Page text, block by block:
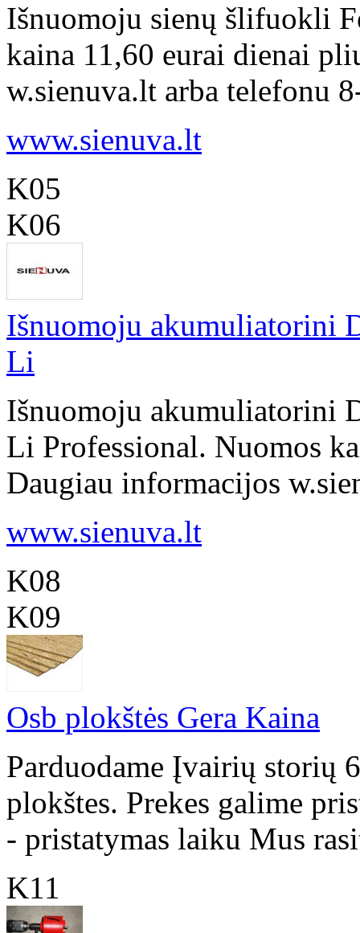
Išnuomoju sienų šlifuokli
kaina 11,60 eurai dienai
w.sienuva.lt arba telefonu
www.sienuva.lt
K05
K06
Išnuomoju akumuliatorini
Li
Išnuomoju akumuliatorini
Li Professional. Nuomos
Daugiau informacijos
www.sienuva.lt
K08
K09
Osb plokštės Gera Kaina
Parduodame Įvairių storių
plokštes. Prekes galime
- pristatymas laiku Mus
K11